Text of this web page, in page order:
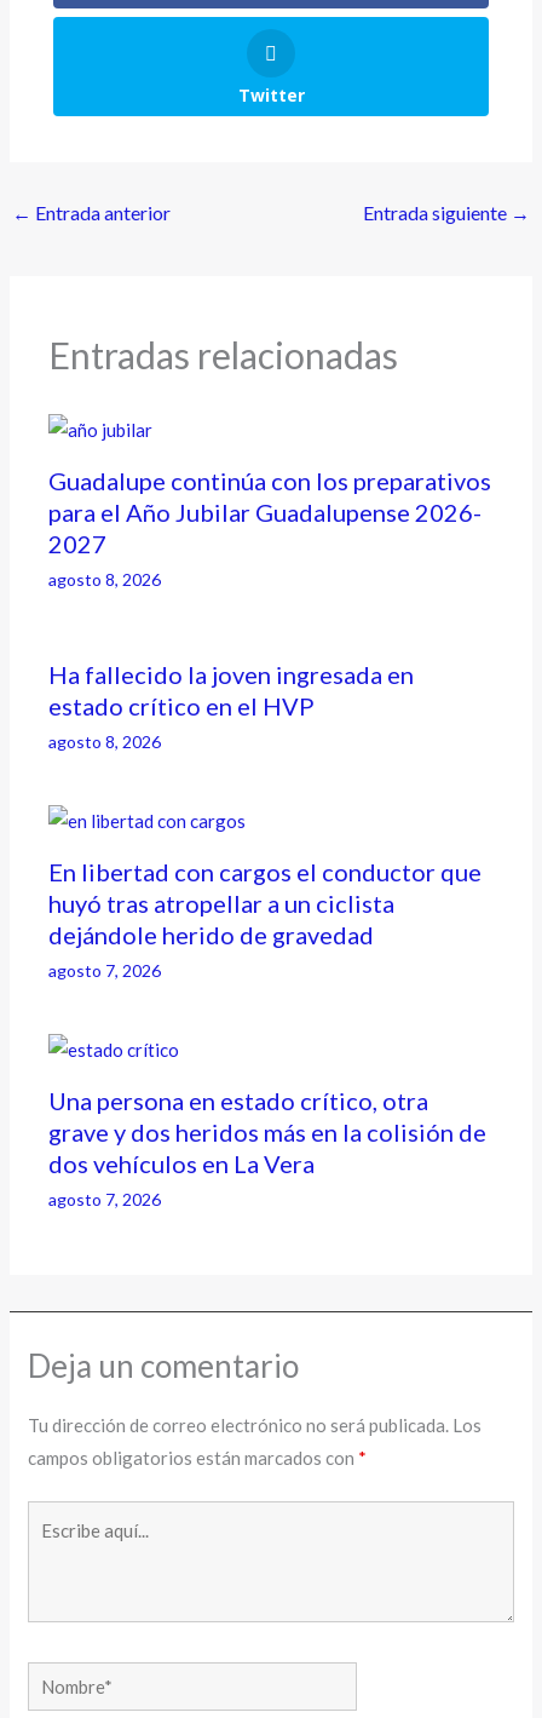
Twitter
← Entrada anterior Entrada siguiente →
Entradas relacionadas
Guadalupe continúa con los preparativos
para el Año Jubilar Guadalupense 2026-
2027
agosto 8, 2026
Ha fallecido la joven ingresada en
estado crítico en el HVP
agosto 8, 2026
En libertad con cargos el conductor que
huyó tras atropellar a un ciclista
dejándole herido de gravedad
agosto 7, 2026
Una persona en estado crítico, otra
grave y dos heridos más en la colisión de
dos vehículos en La Vera
agosto 7, 2026
Deja un comentario
Tu dirección de correo electrónico no será publicada. Los
campos obligatorios están marcados con *
Nombre*